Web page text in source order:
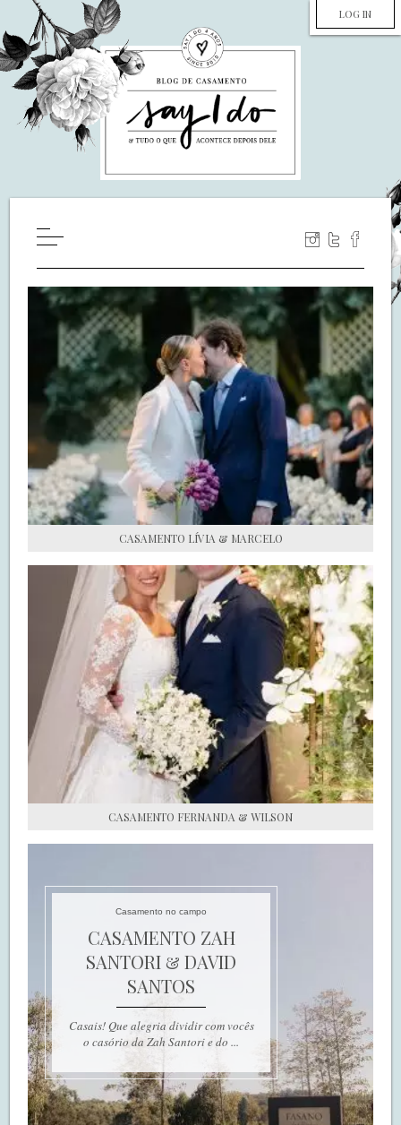
LOG IN
WILL YOU MARRY ME?
LUA DE MEL
COZINHA
DECORAÇÃO
DE NOIVA PRA NOIVA
S.O.S CASADAS
FALE COM O SAY I DO
CASAMENTO LÍVIA & MARCELO
CASAMENTO FERNANDA & WILSON
Casamento no campo
CASAMENTO ZAH
SANTORI & DAVID
SANTOS
Casais! Que alegria dividir com vocês
o casório da Zah Santori e do ...